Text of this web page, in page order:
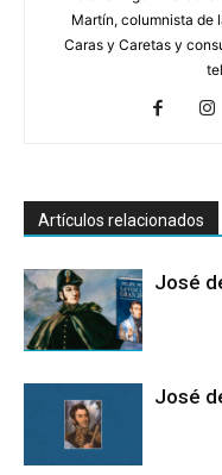
Martín, columnista de
Caras y Caretas y
Artículos relacionados
José
José